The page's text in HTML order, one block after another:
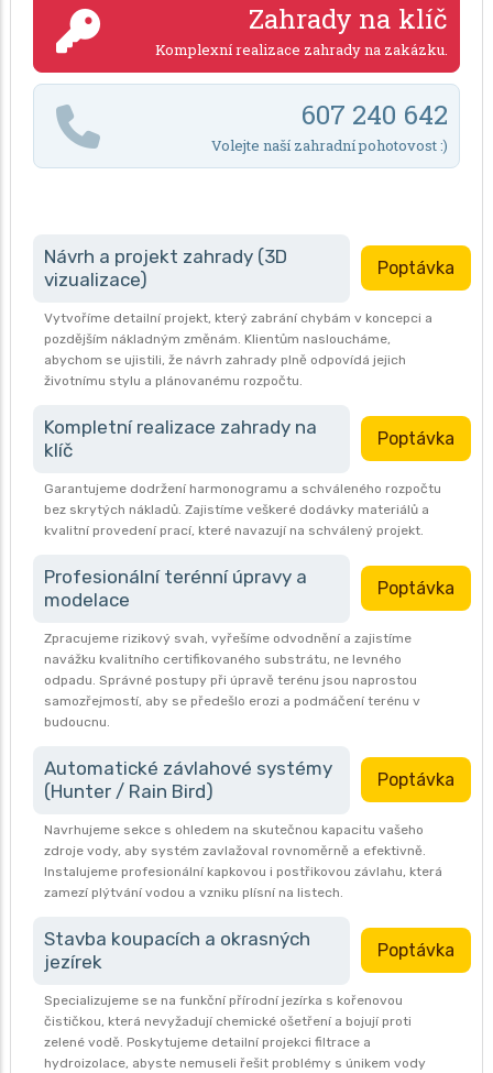
Zahrady na klíč
Komplexní realizace zahrady na zakázku.
607 240 642
Volejte naší zahradní pohotovost :)
Návrh a projekt zahrady (3D
vizualizace)
Poptávka
Vytvoříme detailní projekt, který zabrání chybám v koncepci a
pozdějším nákladným změnám. Klientům nasloucháme,
abychom se ujistili, že návrh zahrady plně odpovídá jejich
životnímu stylu a plánovanému rozpočtu.
Kompletní realizace zahrady na
klíč
Poptávka
Garantujeme dodržení harmonogramu a schváleného rozpočtu
bez skrytých nákladů. Zajistíme veškeré dodávky materiálů a
kvalitní provedení prací, které navazují na schválený projekt.
Profesionální terénní úpravy a
modelace
Poptávka
Zpracujeme rizikový svah, vyřešíme odvodnění a zajistíme
navážku kvalitního certifikovaného substrátu, ne levného
odpadu. Správné postupy při úpravě terénu jsou naprostou
samozřejmostí, aby se předešlo erozi a podmáčení terénu v
budoucnu.
Automatické závlahové systémy
(Hunter / Rain Bird)
Poptávka
Navrhujeme sekce s ohledem na skutečnou kapacitu vašeho
zdroje vody, aby systém zavlažoval rovnoměrně a efektivně.
Instalujeme profesionální kapkovou i postřikovou závlahu, která
zamezí plýtvání vodou a vzniku plísní na listech.
Stavba koupacích a okrasných
jezírek
Poptávka
Specializujeme se na funkční přírodní jezírka s kořenovou
čističkou, která nevyžadují chemické ošetření a bojují proti
zelené vodě. Poskytujeme detailní projekci filtrace a
hydroizolace, abyste nemuseli řešit problémy s únikem vody